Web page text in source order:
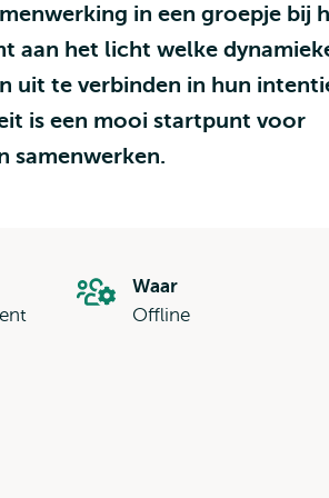
in een groepje bij
aan het licht welke
uit te verbinden in hun
is een mooi startpunt voor
samenwerken.
Waar
Offline